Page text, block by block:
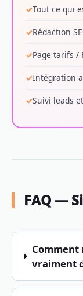
Tout ce qui
Rédaction
Page tarifs /
Intégration
Suivi leads
FAQ —
Comment
vraiment